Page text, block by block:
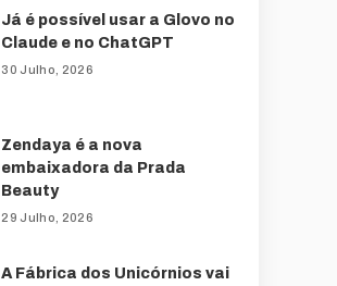
Já é possível usar a Glovo no
Claude e no ChatGPT
30 Julho, 2026
Zendaya é a nova
embaixadora da Prada
Beauty
29 Julho, 2026
A Fábrica dos Unicórnios vai